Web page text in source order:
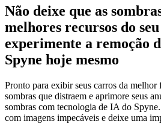
Não deixe que as
melhores recursos do
experimente a remoção
Spyne hoje mesmo
Pronto para exibir seus carros da
sombras que distraem e aprimore seus
sombras com tecnologia de IA do
com imagens impecáveis ​​e deixe uma